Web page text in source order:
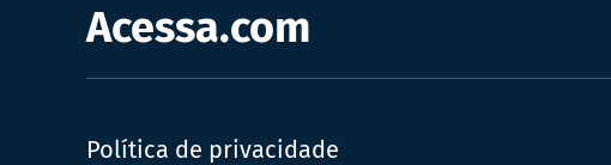
Acessa.com
Política de privacidade